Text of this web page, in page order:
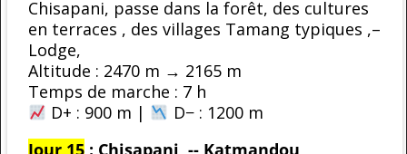
Chisapani, passe dans la forêt, des cultures
en terraces , des villages Tamang typiques ,–
Lodge,
Altitude : 2470 m → 2165 m
Temps de marche : 7 h
D+ : 900 m |
D− : 1200 m
Jour 15: Chisapani -- Katmandou